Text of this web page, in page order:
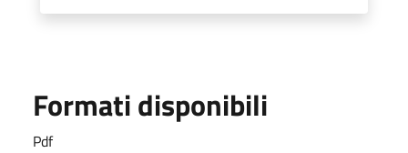
Formati disponibili
Pdf